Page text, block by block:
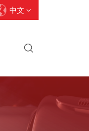
中文
Pусский
עברית
Português